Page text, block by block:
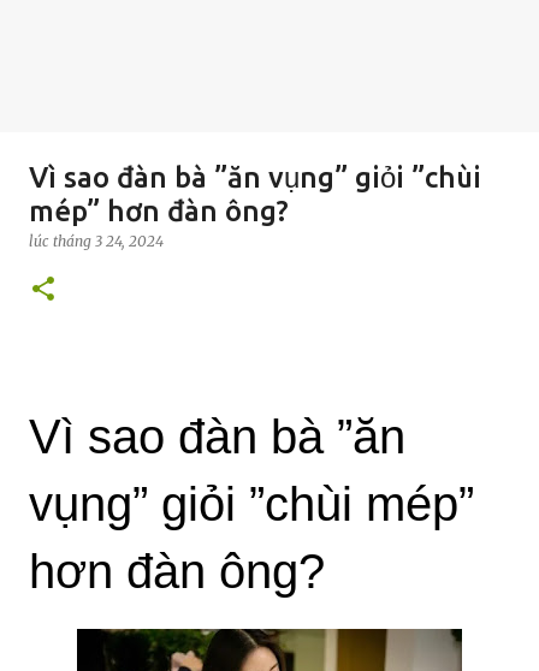
Vì sao đàn bà ”ăn vụng” giỏi ”chùi
mép” hơn đàn ông?
lúc tháng 3 24, 2024
Vì sao đàn bà ”ăn
vụng” giỏi ”chùi mép”
hơn đàn ông?